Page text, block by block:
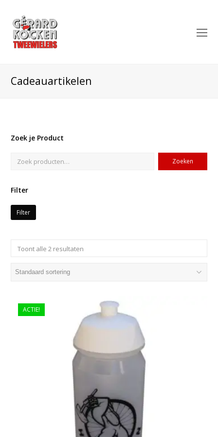
Cadeauartikelen
Zoek je Product
Zoeken
Filter
Filter
Toont alle 2 resultaten
ACTIE!